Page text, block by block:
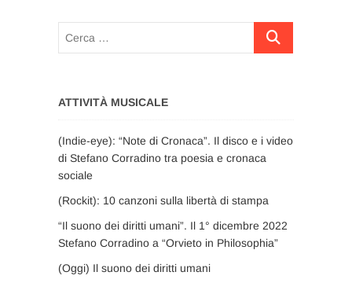
Cerca
ATTIVITÀ MUSICALE
(Indie-eye): “Note di Cronaca”. Il disco e i video
di Stefano Corradino tra poesia e cronaca
sociale
(Rockit): 10 canzoni sulla libertà di stampa
“Il suono dei diritti umani”. Il 1° dicembre 2022
Stefano Corradino a “Orvieto in Philosophia”
(Oggi) Il suono dei diritti umani